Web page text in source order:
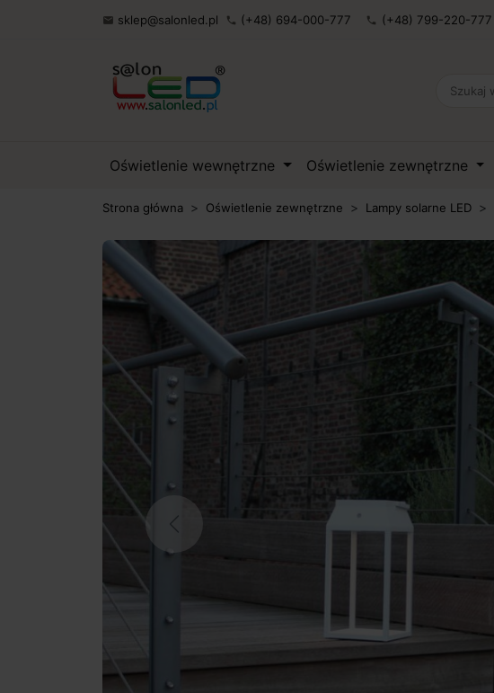
 sklep@salonled.pl phone (+48) 694-000-777 phone (+48) 799-220-777
Oświetlenie wewnętrzne Oświetlenie zewnętrzne
Strona główna Oświetlenie zewnętrzne Lampy solarne LED